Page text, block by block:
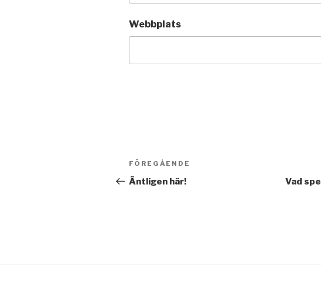
Webbplats
Inläggsnavigering
Föregående
inlägg
FÖREGÅENDE
Äntligen här!
Vad